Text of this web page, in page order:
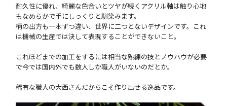
耐久性に優れ、綺麗な色合いとツヤが続くアクリル軸は触り心地
もなめらかで手にしっくりと馴染みます。
柄の出方も一本ずつ違い、世界に二つとないデザインです。これ
は機械の生産では決して表現することができないこと。
これほどまでの加工をするには相当な熟練の技とノウハウが必要
で今では国内外でも数人しか職人がいないのだとか。
稀有な職人の大西さんだからこそ作り出せる逸品です。